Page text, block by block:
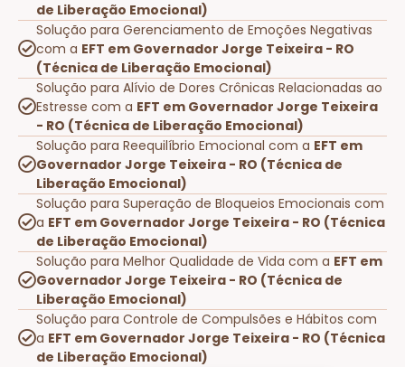
de Liberação Emocional)
Solução para Gerenciamento de Emoções Negativas
com a EFT em Governador Jorge Teixeira - RO
(Técnica de Liberação Emocional)
Solução para Alívio de Dores Crônicas Relacionadas ao
Estresse com a EFT em Governador Jorge Teixeira
- RO (Técnica de Liberação Emocional)
Solução para Reequilíbrio Emocional com a EFT em
Governador Jorge Teixeira - RO (Técnica de
Liberação Emocional)
Solução para Superação de Bloqueios Emocionais com
a EFT em Governador Jorge Teixeira - RO (Técnica
de Liberação Emocional)
Solução para Melhor Qualidade de Vida com a EFT em
Governador Jorge Teixeira - RO (Técnica de
Liberação Emocional)
Solução para Controle de Compulsões e Hábitos com
a EFT em Governador Jorge Teixeira - RO (Técnica
de Liberação Emocional)